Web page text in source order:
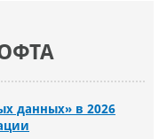
данных» в 2026